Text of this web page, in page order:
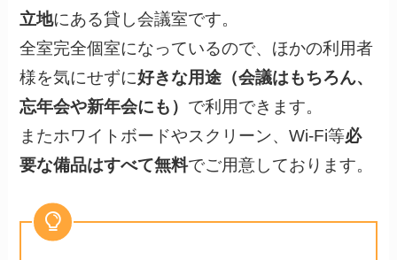
立地にある貸し会議室です。
全室完全個室になっているので、ほかの利用者
様を気にせずに好きな用途（会議はもちろん、
忘年会や新年会にも） で利用できます。
またホワイトボードやスクリーン、Wi-Fi等必
要な備品はすべて無料でご用意しております。